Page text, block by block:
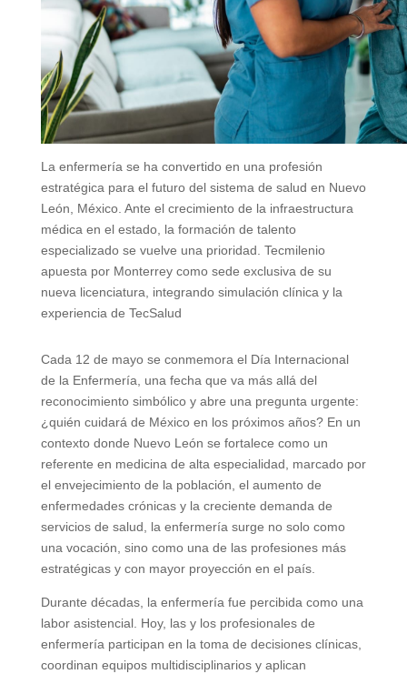
La enfermería se ha convertido en una profesión
estratégica para el futuro del sistema de salud en Nuevo
León, México. Ante el crecimiento de la infraestructura
médica en el estado, la formación de talento
especializado se vuelve una prioridad. Tecmilenio
apuesta por Monterrey como sede exclusiva de su
nueva licenciatura, integrando simulación clínica y la
experiencia de TecSalud
Cada 12 de mayo se conmemora el Día Internacional
de la Enfermería, una fecha que va más allá del
reconocimiento simbólico y abre una pregunta urgente:
¿quién cuidará de México en los próximos años? En un
contexto donde Nuevo León se fortalece como un
referente en medicina de alta especialidad, marcado por
el envejecimiento de la población, el aumento de
enfermedades crónicas y la creciente demanda de
servicios de salud, la enfermería surge no solo como
una vocación, sino como una de las profesiones más
estratégicas y con mayor proyección en el país.
Durante décadas, la enfermería fue percibida como una
labor asistencial. Hoy, las y los profesionales de
enfermería participan en la toma de decisiones clínicas,
coordinan equipos multidisciplinarios y aplican